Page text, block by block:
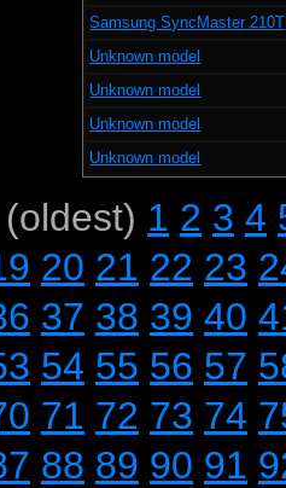
Samsung SyncMaster 210T
Unknown model
Unknown model
Unknown model
Unknown model
1 2 3 4
20 21 22 23
37 38 39 40
54 55 56 57
71 72 73 74
88 89 90 91